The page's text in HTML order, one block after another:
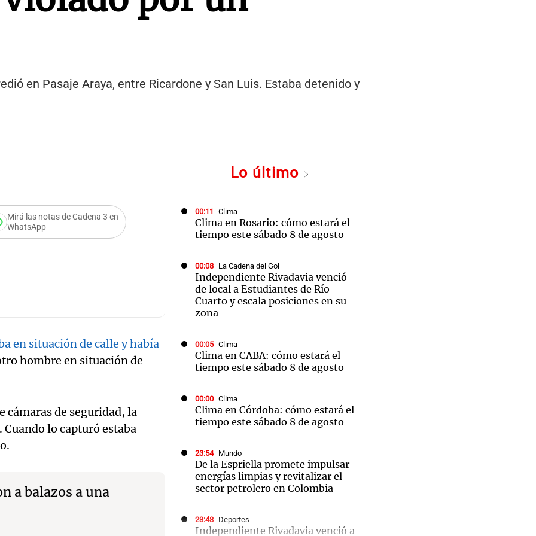
en Pasaje Araya, entre Ricardone y San Luis. Estaba detenido y
Mirá las notas de Cadena 3 en
WhatsApp
en situación de calle y había
hombre en situación de
cámaras de seguridad, la
lo capturó estaba
a balazos a una
Lo último
00:11 Clima
Clima en Rosario: cómo estará el
tiempo este sábado 8 de agosto
00:08 La Cadena del Gol
Independiente Rivadavia venció
de local a Estudiantes de Río
Cuarto y escala posiciones en su
zona
00:05 Clima
Clima en CABA: cómo estará el
tiempo este sábado 8 de agosto
00:00 Clima
Clima en Córdoba: cómo estará el
tiempo este sábado 8 de agosto
23:54 Mundo
De la Espriella promete impulsar
energías limpias y revitalizar el
sector petrolero en Colombia
23:48 Deportes
Independiente Rivadavia venció a
Audio.
Notas
Cadena 3 en Groenlandia